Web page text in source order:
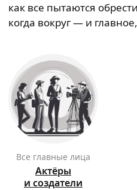
как все пытаются
когда вокруг — и
Все главные лица
Актёры
и создатели